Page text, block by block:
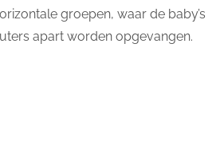
groepen, waar de baby’s
apart worden opgevangen.